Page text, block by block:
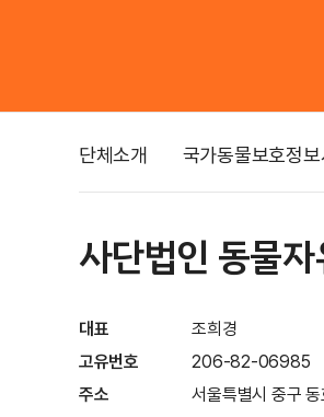
단체소개 국가동물보호정
사단법인 동물
대표
조희경
고유번호
206-82-06985
주소
서울특별시 중구